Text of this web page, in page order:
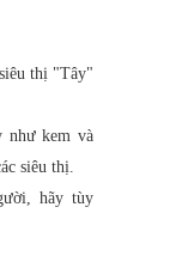
thị "Tây"
như kem và
siêu thị.
hãy tùy